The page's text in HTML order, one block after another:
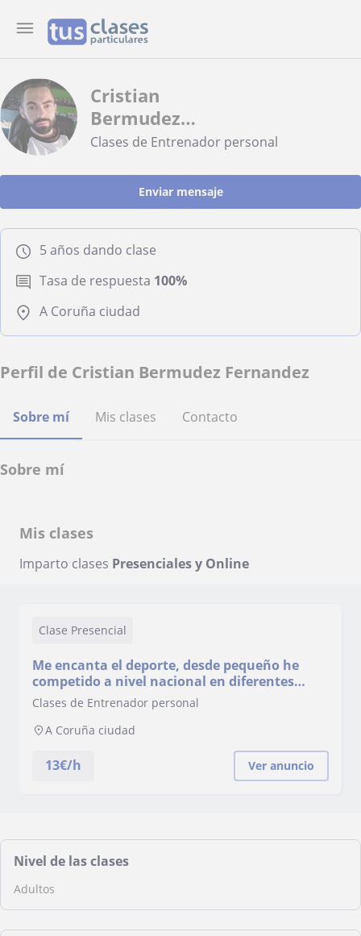
Cristian
Bermudez
Fernandez
Clases de Entrenador personal
Enviar mensaje
5 años dando clase
Tasa de respuesta 100%
A Coruña ciudad
Perfil de Cristian Bermudez Fernandez
Sobre mí Mis clases Contacto
Sobre mí
Mis clases
Imparto clases Presenciales y Online
Clase Presencial
Me encanta el deporte, desde pequeño he
competido a nivel nacional en diferentes
deportes. Desde hace unos los me metí de
lleno en el mundo del fitness llegando a ser
entrenador personal y preparador físico
Clases de Entrenador personal
A Coruña ciudad
13€/h Ver anuncio
Nivel de las clases
Adultos